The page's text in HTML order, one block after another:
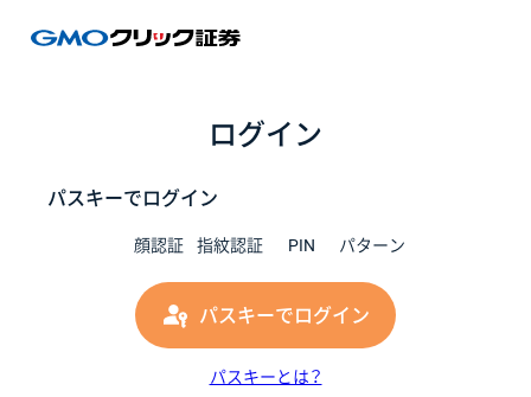
ログイン
パスキーでログイン
顔認証 指紋認証 PIN パターン
パスキーでログイン
パスキーとは？